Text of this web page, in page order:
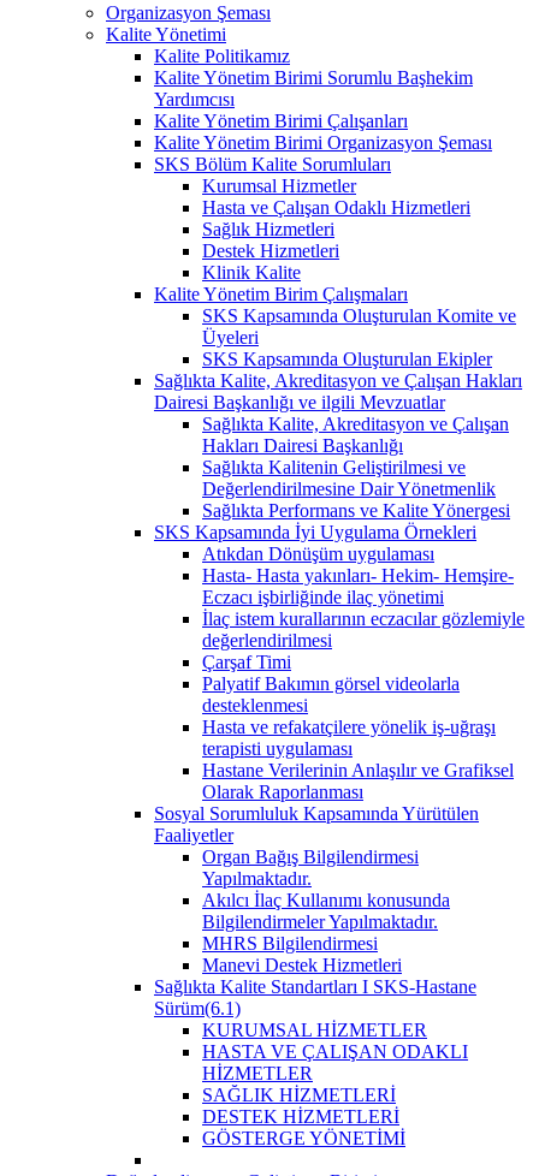
Organizasyon Şeması
Kalite Yönetimi
Kalite Politikamız
Kalite Yönetim Birimi Sorumlu Başhekim
Yardımcısı
Kalite Yönetim Birimi Çalışanları
Kalite Yönetim Birimi Organizasyon Şeması
SKS Bölüm Kalite Sorumluları
Kurumsal Hizmetler
Hasta ve Çalışan Odaklı Hizmetleri
Sağlık Hizmetleri
Destek Hizmetleri
Klinik Kalite
Kalite Yönetim Birim Çalışmaları
SKS Kapsamında Oluşturulan Komite ve
Üyeleri
SKS Kapsamında Oluşturulan Ekipler
Sağlıkta Kalite, Akreditasyon ve Çalışan Hakları
Dairesi Başkanlığı ve ilgili Mevzuatlar
Sağlıkta Kalite, Akreditasyon ve Çalışan
Hakları Dairesi Başkanlığı
Sağlıkta Kalitenin Geliştirilmesi ve
Değerlendirilmesine Dair Yönetmenlik
Sağlıkta Performans ve Kalite Yönergesi
SKS Kapsamında İyi Uygulama Örnekleri
Atıkdan Dönüşüm uygulaması
Hasta- Hasta yakınları- Hekim- Hemşire-
Eczacı işbirliğinde ilaç yönetimi
İlaç istem kurallarının eczacılar gözlemiyle
değerlendirilmesi
Çarşaf Timi
Palyatif Bakımın görsel videolarla
desteklenmesi
Hasta ve refakatçilere yönelik iş-uğraşı
terapisti uygulaması
Hastane Verilerinin Anlaşılır ve Grafiksel
Olarak Raporlanması
Sosyal Sorumluluk Kapsamında Yürütülen
Faaliyetler
Organ Bağış Bilgilendirmesi
Yapılmaktadır.
Akılcı İlaç Kullanımı konusunda
Bilgilendirmeler Yapılmaktadır.
MHRS Bilgilendirmesi
Manevi Destek Hizmetleri
Sağlıkta Kalite Standartları I SKS-Hastane
Sürüm(6.1)
KURUMSAL HİZMETLER
HASTA VE ÇALIŞAN ODAKLI
HİZMETLER
SAĞLIK HİZMETLERİ
DESTEK HİZMETLERİ
GÖSTERGE YÖNETİMİ